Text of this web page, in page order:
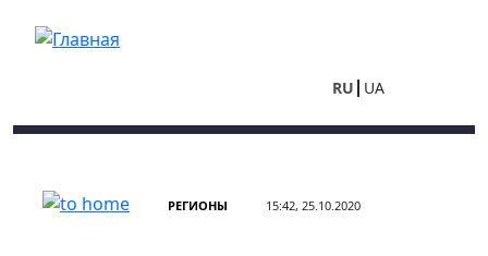
RU UA
РЕГИОНЫ 15:42, 25.10.2020